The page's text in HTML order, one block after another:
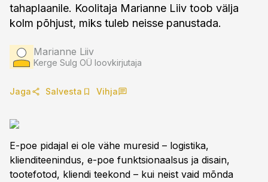
tahaplaanile. Koolitaja Marianne Liiv toob välja
kolm põhjust, miks tuleb neisse panustada.
Marianne Liiv
Kerge Sulg OÜ loovkirjutaja
Jaga Salvesta Vihja
E-poe pidajal ei ole vähe muresid – logistika,
klienditeenindus, e-poe funktsionaalsus ja disain,
tootefotod, kliendi teekond – kui neist vaid mõnda